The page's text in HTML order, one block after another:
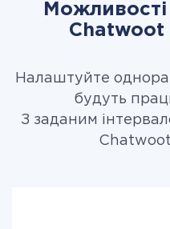
Можливості
Chatwoot
Налаштуйте
будуть
З заданим